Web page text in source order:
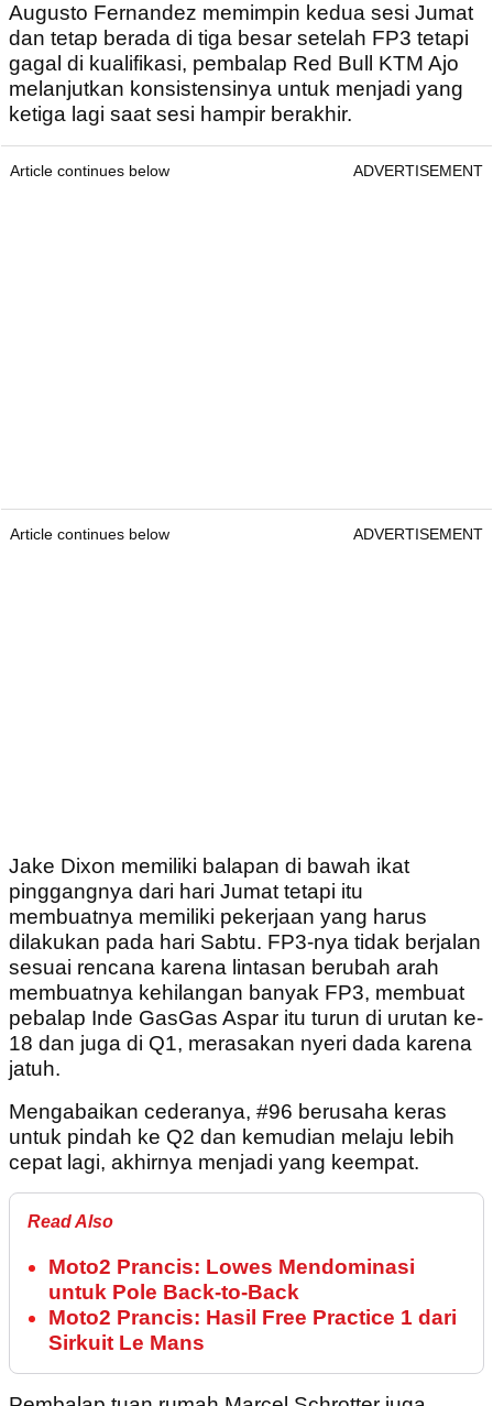
Augusto Fernandez memimpin kedua sesi Jumat
dan tetap berada di tiga besar setelah FP3 tetapi
gagal di kualifikasi, pembalap Red Bull KTM Ajo
melanjutkan konsistensinya untuk menjadi yang
ketiga lagi saat sesi hampir berakhir.
Article continues below ADVERTISEMENT
Article continues below ADVERTISEMENT
Jake Dixon memiliki balapan di bawah ikat
pinggangnya dari hari Jumat tetapi itu
membuatnya memiliki pekerjaan yang harus
dilakukan pada hari Sabtu. FP3-nya tidak berjalan
sesuai rencana karena lintasan berubah arah
membuatnya kehilangan banyak FP3, membuat
pebalap Inde GasGas Aspar itu turun di urutan ke-
18 dan juga di Q1, merasakan nyeri dada karena
jatuh.
Mengabaikan cederanya, #96 berusaha keras
untuk pindah ke Q2 dan kemudian melaju lebih
cepat lagi, akhirnya menjadi yang keempat.
Read Also
Moto2 Prancis: Lowes Mendominasi
untuk Pole Back-to-Back
Moto2 Prancis: Hasil Free Practice 1 dari
Sirkuit Le Mans